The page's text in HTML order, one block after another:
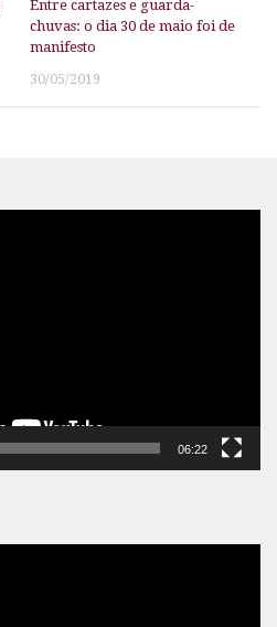
Entre cartazes e guarda-
chuvas: o dia 30 de maio foi de
manifesto
30/05/2019
06:22